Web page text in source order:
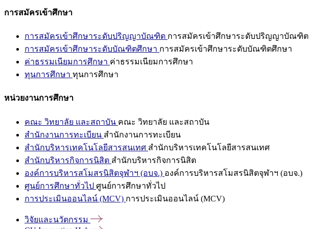
การสมัครเข้าศึกษา
การสมัครเข้าศึกษาระดับปริญญาบัณฑิต การสมัครเข้าศึกษาระดับปริญญาบัณฑิต
การสมัครเข้าศึกษาระดับบัณฑิตศึกษา การสมัครเข้าศึกษาระดับบัณฑิตศึกษา
ค่าธรรมเนียมการศึกษา ค่าธรรมเนียมการศึกษา
ทุนการศึกษา ทุนการศึกษา
หน่วยงานการศึกษา
คณะ วิทยาลัย และสถาบัน คณะ วิทยาลัย และสถาบัน
สำนักงานการทะเบียน สำนักงานการทะเบียน
สำนักบริหารเทคโนโลยีสารสนเทศ สำนักบริหารเทคโนโลยีสารสนเทศ
สำนักบริหารกิจการนิสิต สำนักบริหารกิจการนิสิต
องค์การบริหารสโมสรนิสิตจุฬาฯ (อบจ.) องค์การบริหารสโมสรนิสิตจุฬาฯ (อบจ.)
ศูนย์การศึกษาทั่วไป ศูนย์การศึกษาทั่วไป
การประเมินออนไลน์ (MCV) การประเมินออนไลน์ (MCV)
วิจัยและนวัตกรรม